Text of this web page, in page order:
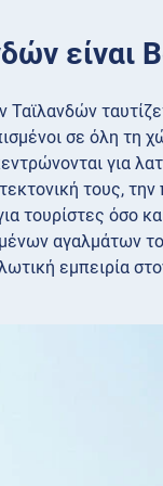
είναι
Ταϊλανδών
σε όλη τη
για
τους,
τουρίστες όσο
αγαλμάτων
εμπειρία